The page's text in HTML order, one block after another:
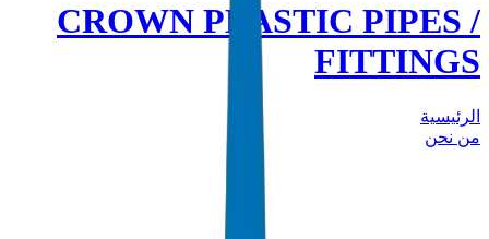
CROWN PLASTIC PIPES /
FITTINGS
الرئيسية
من نحن